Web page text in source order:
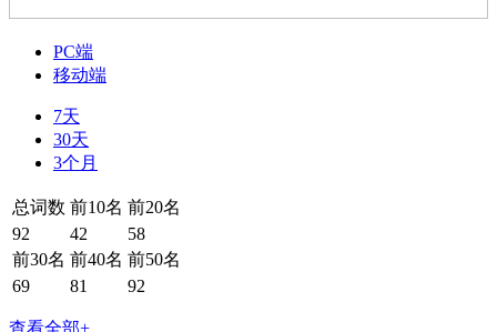
PC端
移动端
7天
30天
3个月
总词数 前10名 前20名
92
42
58
前30名 前40名 前50名
69
81 92
查看全部+